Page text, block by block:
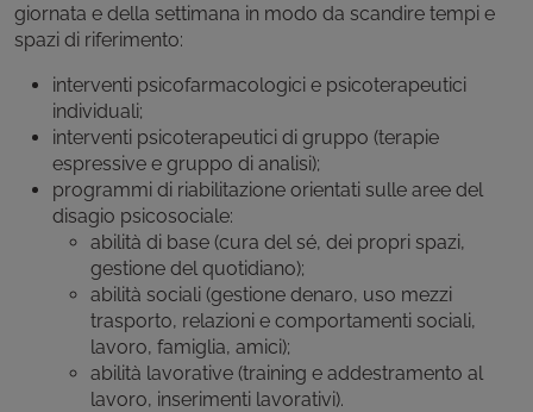
giornata e della settimana in modo da scandire tempi e
spazi di riferimento:
interventi psicofarmacologici e psicoterapeutici
individuali;
interventi psicoterapeutici di gruppo (terapie
espressive e gruppo di analisi);
programmi di riabilitazione orientati sulle aree del
disagio psicosociale:
abilità di base (cura del sé, dei propri spazi,
gestione del quotidiano);
abilità sociali (gestione denaro, uso mezzi
trasporto, relazioni e comportamenti sociali,
lavoro, famiglia, amici);
abilità lavorative (training e addestramento al
lavoro, inserimenti lavorativi).